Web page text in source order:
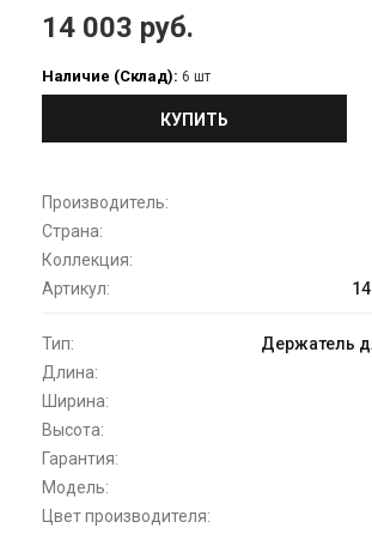
14 003 руб.
Наличие (Склад): 6 шт
КУПИТЬ
Производитель:
Страна:
Коллекция:
Артикул:
Тип:
Держатель
Длина:
Ширина:
Высота:
Гарантия:
Модель:
Цвет производителя: